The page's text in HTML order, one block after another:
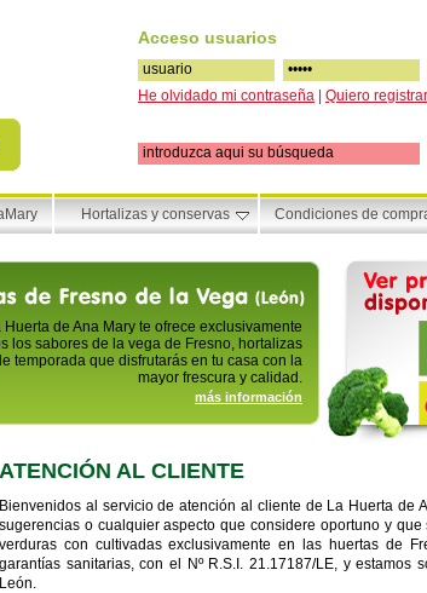
Acceso usuarios
He olvidado mi contraseña Quiero
Hortalizas y conservas Condiciones de
Huerta de Ana Mary te ofrece exclusivamente
los sabores de la vega de Fresno, hortalizas
temporada que disfrutarás en tu casa con la
mayor frescura y calidad.
más información
ATENCIÓN AL CLIENTE
Bienvenidos al servicio de atención al cliente de La Huerta de
sugerencias o cualquier aspecto que considere oportuno y
verduras con cultivadas exclusivamente en las huertas de
garantías sanitarias, con el Nº R.S.I. 21.17187/LE, y
León.